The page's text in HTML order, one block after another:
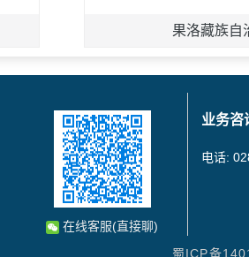
果洛藏族自
在线客服(直接聊)
业务咨
电话:
蜀ICP备